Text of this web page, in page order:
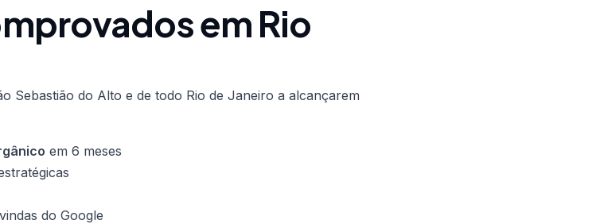
em Rio
Sebastião do Alto e de todo Rio de Janeiro a alcançarem
em 6 meses
vindas do Google